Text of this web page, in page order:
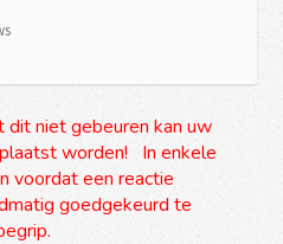
dit niet gebeuren kan uw
worden! In enkele
voordat een reactie
goedgekeurd te